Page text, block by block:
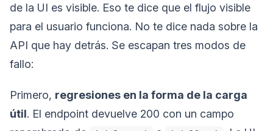
de la UI es visible. Eso te dice que el flujo visible
para el usuario funciona. No te dice nada sobre la
API que hay detrás. Se escapan tres modos de
fallo:
Primero, regresiones en la forma de la carga
útil. El endpoint devuelve 200 con un campo